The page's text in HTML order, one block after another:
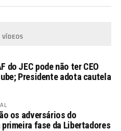
VÍDEOS
do JEC pode não ter CEO
Presidente adota cautela
os adversários do
primeira fase da Libertadores